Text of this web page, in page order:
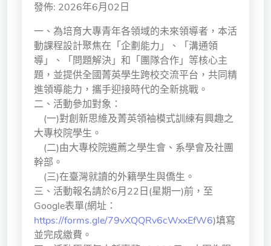
電機通訊學院
醫護學院
研究中心
通識教學部
獨立學術單位
發佈: 2026年6月02日
一、為培育大專青年各領域的未來領導者，本活
動課程設計聚焦在「企劃能力」、「溝通領
導」、「問題解決」和「團隊合作」等核心主
題，並提供全國菁英學生跨校交流平台，共同精
進領導能力，攜手迎接時代的全新挑戰。
二、活動參加對象：
(一)對創新思維及菁英領袖模式訓練有興趣之
大專校院學生。
(二)由大專校院遴薦之學生會、系學會及社團
幹部。
(三)在臺灣就讀的外籍學生與僑生。
三、活動報名請於6月22日(星期一)前，至
Google表單(網址：
https://forms.gle/79vXQQRv6cWxxEfW6)填寫
並完成繳費。